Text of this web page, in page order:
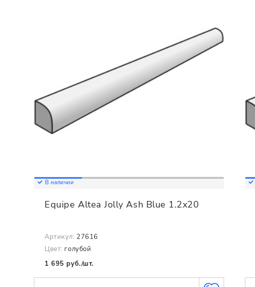
В наличии
Equipe Altea Jolly Ash Blue 1.2x20
Артикул: 27616
Цвет: голубой
1 695 руб./шт.